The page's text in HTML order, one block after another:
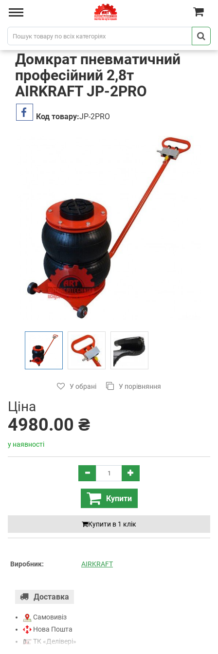
Домкрат пневматичний
професійний 2,8т
AIRKRAFT JP-2PRO
Код товару:JP-2PRO
У обрані У порівняння
Ціна
4980.00 ₴
у наявності
Купити
Купити в 1 клiк
Виробник: AIRKRAFT
Доставка
Самовивіз
Нова Пошта
ТК «Делівері»